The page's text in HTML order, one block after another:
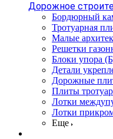
Дорожное
Бордюрный
Тротуарная
Малые
Решетки
Блоки упора
Детали
Дорожные
Плиты
Лотки
Лотки
Еще